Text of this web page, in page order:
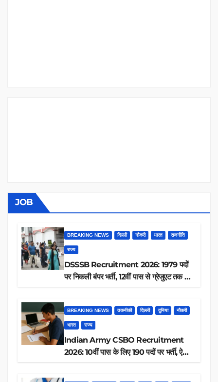
JOB
BREAKING NEWS दिल्ली नौकरी भारत राजनीति
राज्य
DSSSB Recruitment 2026: 1979 पदों
पर निकली बंपर भर्ती, 12वीं पास से ग्रेजुएट तक करें
BREAKING NEWS तकनीकी दिल्ली दुनिया नौकरी
भारत राज्य
Indian Army CSBO Recruitment
2026: 10वीं पास के लिए 190 पदों पर भर्ती, ऐसे